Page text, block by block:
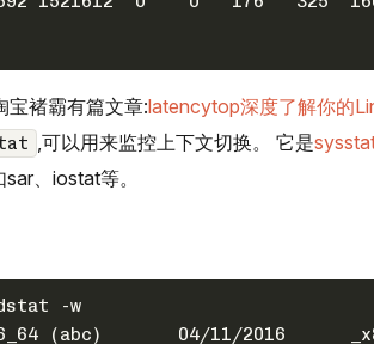
宝褚霸有篇文章:latencytop深度了解你的
,可以用来监控上下文切换。 它是
、iostat等。
-w